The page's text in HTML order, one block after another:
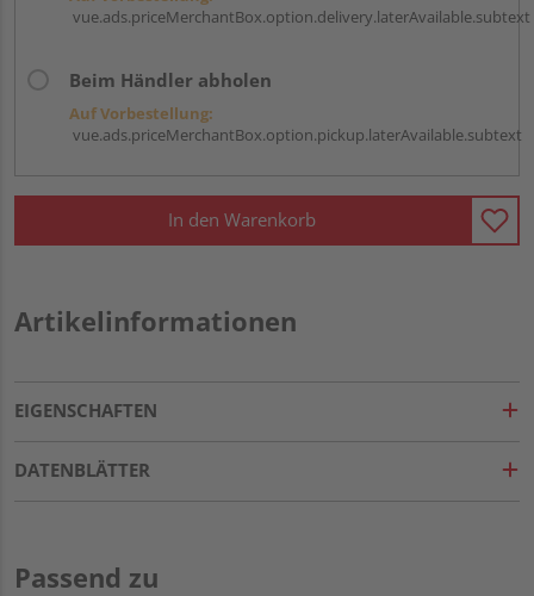
vue.ads.priceMerchantBox.option.delivery.laterAvailable.subtext
Beim Händler abholen
Auf Vorbestellung:
vue.ads.priceMerchantBox.option.pickup.laterAvailable.subtext
In den Warenkorb
Artikelinformationen
EIGENSCHAFTEN
DATENBLÄTTER
Passend zu